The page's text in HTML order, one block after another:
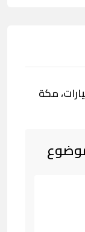
مكة